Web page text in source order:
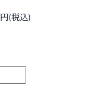
円(税込)